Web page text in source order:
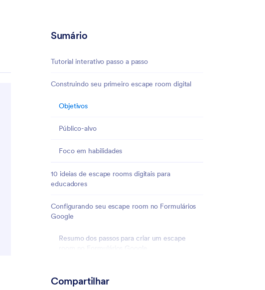
Sumário
Tutorial interativo passo a passo
Construindo seu primeiro escape room digital
Objetivos
Público-alvo
Foco em habilidades
10 ideias de escape rooms digitais para
educadores
Configurando seu escape room no Formulários
Google
Resumo dos passos para criar um escape
room no Formulários Google
Compartilhar